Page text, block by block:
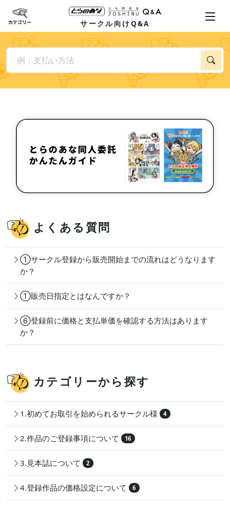
サークル向けQ&A
よくある質問
①サークル登録から販売開始までの流れはどうなります
か？
①販売日指定とはなんですか？
⑥登録前に価格と支払単価を確認する方法はあります
か？
カテゴリーから探す
1.初めてお取引を始められるサークル様 4
2.作品のご登録事項について 16
3.見本誌について 2
4.登録作品の価格設定について 6